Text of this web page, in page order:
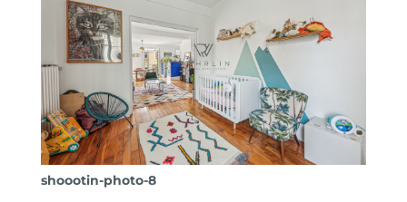
shoootin-photo-8